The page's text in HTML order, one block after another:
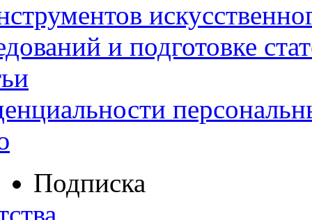
и подготовке
Подписка